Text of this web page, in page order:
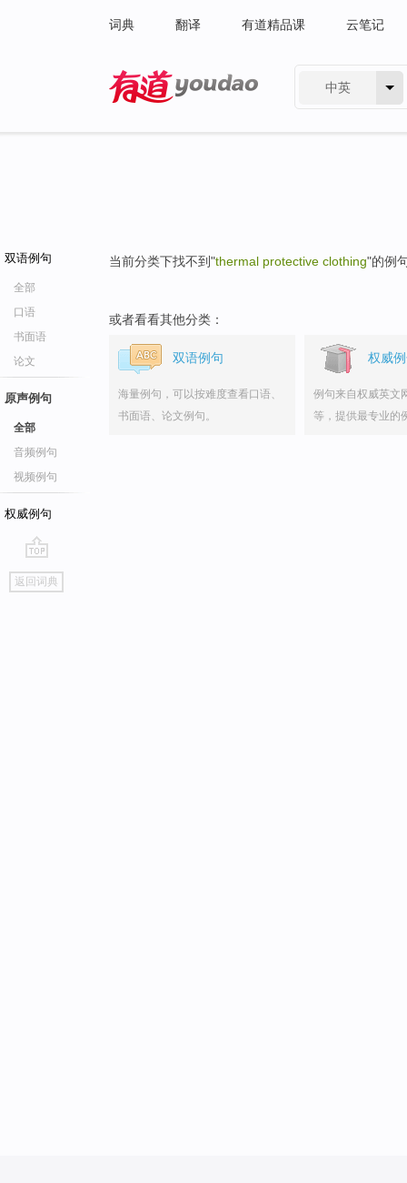
词典 翻译 有道精品课 云笔记
中英
双语例句
全部
口语
书面语
论文
原声例句
全部
音频例句
视频例句
权威例句
go
top
返回词典
当前分类下找不到"thermal protective clothing"的例
或者看看其他分类：
双语例句
海量例句，可以按难度查看口语、
书面语、论文例句。
权威
例句来自权威英文
等，提供最专业的